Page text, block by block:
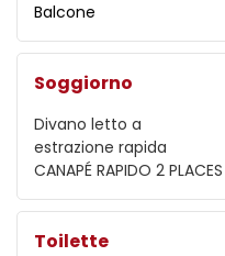
Balcone
Soggiorno
Divano letto a
estrazione rapida
CANAPÉ RAPIDO 2 PLACES
Toilette